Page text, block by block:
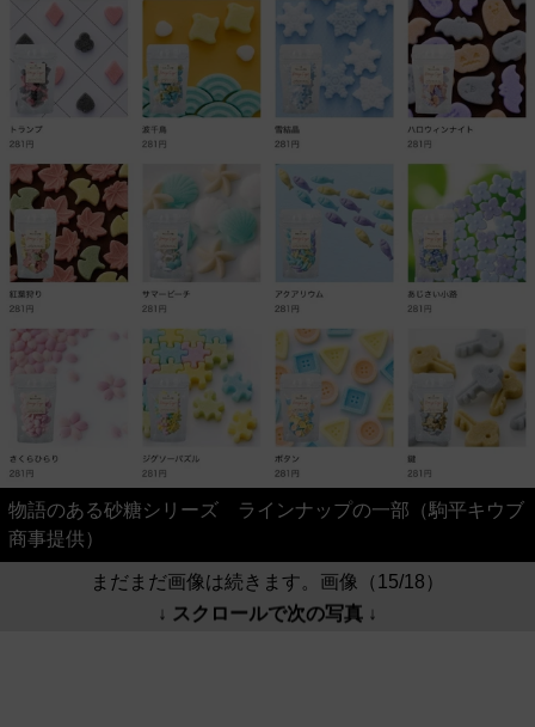
物語のある砂糖シリーズ ラインナップの一部（駒平キウブ
商事提供）
まだまだ画像は続きます。画像（15/18）
↓ スクロールで次の写真 ↓